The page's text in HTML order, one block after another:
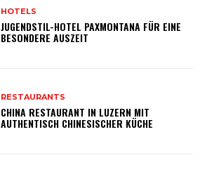
HOTELS
JUGENDSTIL-HOTEL PAXMONTANA FÜR EINE
BESONDERE AUSZEIT
RESTAURANTS
CHINA RESTAURANT IN LUZERN MIT
AUTHENTISCH CHINESISCHER KÜCHE